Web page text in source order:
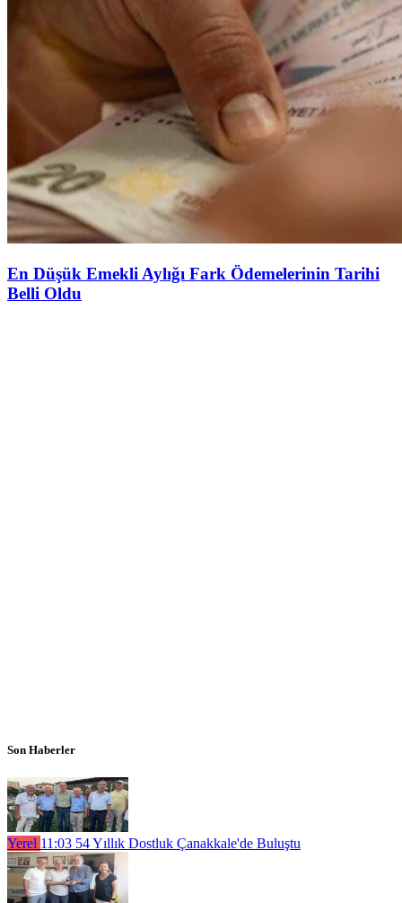
En Düşük Emekli Aylığı Fark Ödemelerinin Tarihi
Belli Oldu
Son Haberler
Yerel 11:03 54 Yıllık Dostluk Çanakkale'de Buluştu